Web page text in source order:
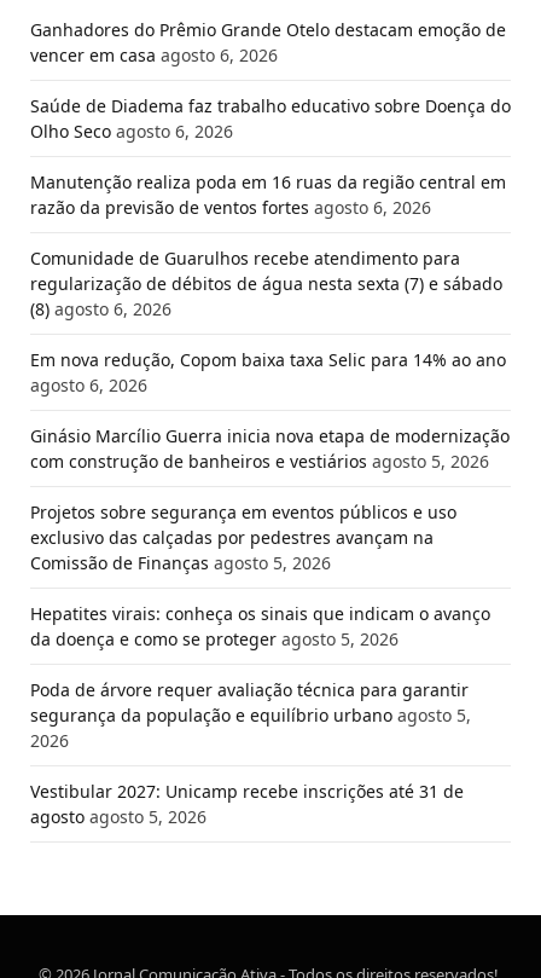
Ganhadores do Prêmio Grande Otelo destacam emoção de
vencer em casa agosto 6, 2026
Saúde de Diadema faz trabalho educativo sobre Doença do
Olho Seco agosto 6, 2026
Manutenção realiza poda em 16 ruas da região central em
razão da previsão de ventos fortes agosto 6, 2026
Comunidade de Guarulhos recebe atendimento para
regularização de débitos de água nesta sexta (7) e sábado
(8) agosto 6, 2026
Em nova redução, Copom baixa taxa Selic para 14% ao ano
agosto 6, 2026
Ginásio Marcílio Guerra inicia nova etapa de modernização
com construção de banheiros e vestiários agosto 5, 2026
Projetos sobre segurança em eventos públicos e uso
exclusivo das calçadas por pedestres avançam na
Comissão de Finanças agosto 5, 2026
Hepatites virais: conheça os sinais que indicam o avanço
da doença e como se proteger agosto 5, 2026
Poda de árvore requer avaliação técnica para garantir
segurança da população e equilíbrio urbano agosto 5,
2026
Vestibular 2027: Unicamp recebe inscrições até 31 de
agosto agosto 5, 2026